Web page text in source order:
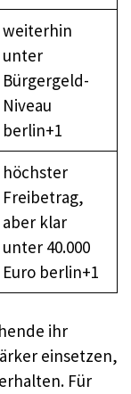
weiterhin
unter
Bürgergeld-
Niveau
berlin+1
höchster
Freibetrag,
aber klar
unter 40.000
Euro berlin+1
ihr
einsetzen,
Für